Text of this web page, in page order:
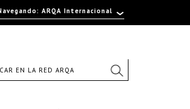
ARQA Internacional